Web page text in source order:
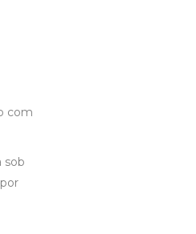
com
sob